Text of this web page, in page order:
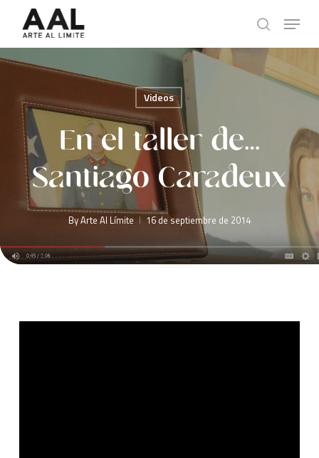
main
content
search
Menu
Videos
En el taller de…
Santiago Caradeux
ByArte Al Límite 16 de septiembre de 2014